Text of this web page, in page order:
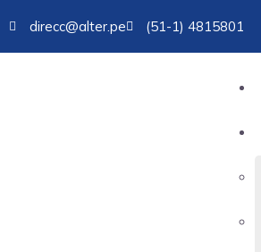
direcc@alter.pe (51-1) 4815801